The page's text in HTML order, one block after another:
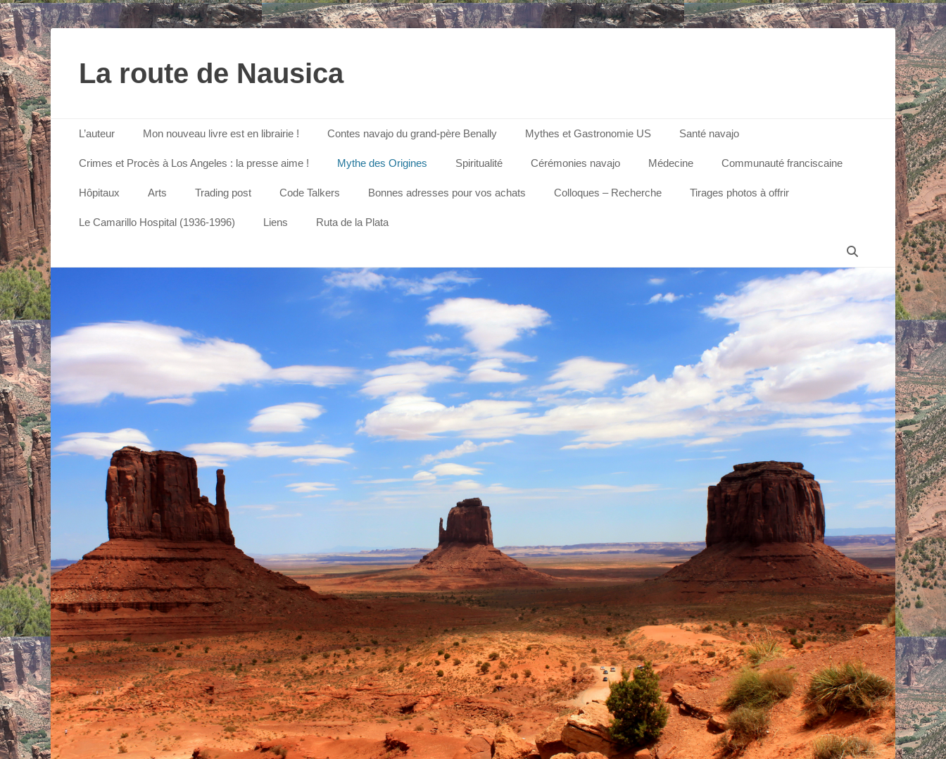
La route de Nausica
Menu principal
contenu
L’auteur Mon nouveau livre est en librairie ! Contes navajo du grand-père Benally Mythes et Gastronomie US Santé navajo
Crimes et Procès à Los Angeles : la presse aime ! Mythe des Origines Spiritualité Cérémonies navajo Médecine Communauté franciscaine
Hôpitaux Arts Trading post Code Talkers Bonnes adresses pour vos achats Colloques – Recherche Tirages photos à offrir
Le Camarillo Hospital (1936-1996) Liens
Ruta de la Plata
Recherche